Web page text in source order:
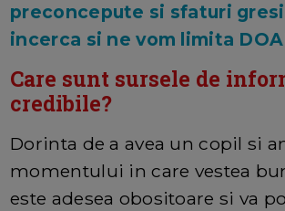
preconcepute si sfaturi
incerca si ne vom limita
Care sunt sursele de
credibile?
Dorinta de a avea un copil si
momentului in care vestea
este adesea obositoare si va